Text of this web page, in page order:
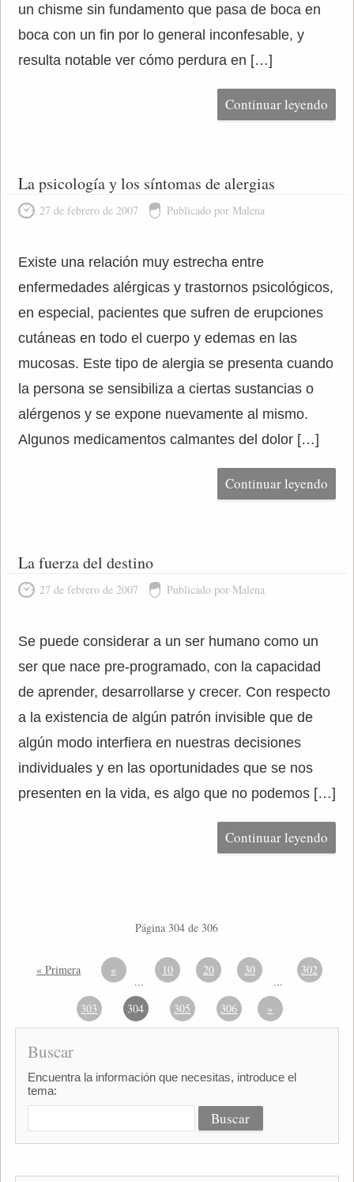
un chisme sin fundamento que pasa de boca en
boca con un fin por lo general inconfesable, y
resulta notable ver cómo perdura en […]
Continuar leyendo
La psicología y los síntomas de alergias
27 de febrero de 2007 Publicado por Malena
Existe una relación muy estrecha entre
enfermedades alérgicas y trastornos psicológicos,
en especial, pacientes que sufren de erupciones
cutáneas en todo el cuerpo y edemas en las
mucosas. Este tipo de alergia se presenta cuando
la persona se sensibiliza a ciertas sustancias o
alérgenos y se expone nuevamente al mismo.
Algunos medicamentos calmantes del dolor […]
Continuar leyendo
La fuerza del destino
27 de febrero de 2007 Publicado por Malena
Se puede considerar a un ser humano como un
ser que nace pre-programado, con la capacidad
de aprender, desarrollarse y crecer. Con respecto
a la existencia de algún patrón invisible que de
algún modo interfiera en nuestras decisiones
individuales y en las oportunidades que se nos
presenten en la vida, es algo que no podemos […]
Continuar leyendo
Página 304 de 306
« Primera «
...
10 20 30
...
302
303 304 305 306 »
Buscar
Encuentra la información que necesitas, introduce el
tema: